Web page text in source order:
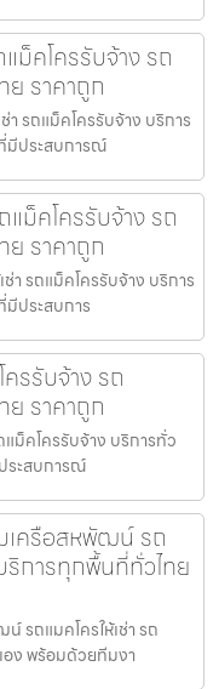
ม็คโครรับจ้าง รถ
ย ราคาถูก
า รถแม็คโครรับจ้าง บริการ
มีประสบการณ์
แม็คโครรับจ้าง รถ
ย ราคาถูก
า รถแม็คโครรับจ้าง บริการ
มีประสบการ
รรับจ้าง รถ
ย ราคาถูก
แม็คโครรับจ้าง บริการทั่ว
ระสบการณ์
เครือสหพัฒน์ รถ
ริการทุกพื้นที่ทั่วไทย
รถแมคโครให้เช่า รถ
อง พร้อมด้วยทีมงา